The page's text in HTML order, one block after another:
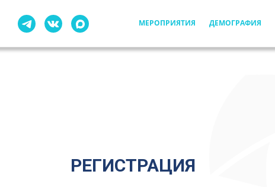
МЕРОПРИЯТИЯ ДЕМОГРАФИЯ
РЕГИСТРАЦИЯ